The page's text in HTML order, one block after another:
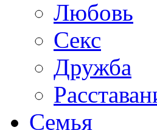
Любовь
Секс
Дружба
Семья